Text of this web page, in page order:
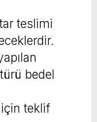
teslimi
bedel
için teklif